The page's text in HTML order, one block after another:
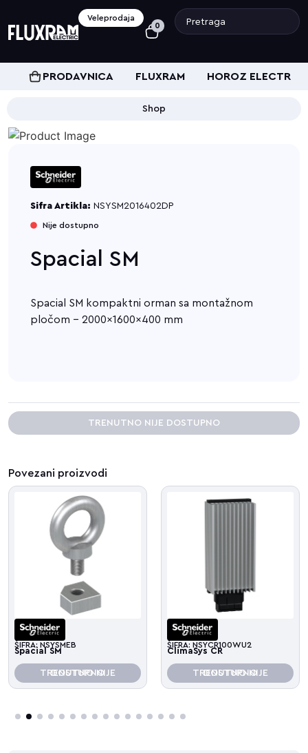
Veleprodaja
0
PRODAVNICA FLUXRAM HOROZ ELECTRIC
Shop
Sifra Artikla: NSYSM2016402DP
Nije dostupno
Spacial SM
Spacial SM kompaktni orman sa montažnom
pločom - 2000x1600x400 mm
TRENUTNO NIJE DOSTUPNO
Povezani proizvodi
ŠIFRA: NSYSMEB
Spacial SM
TRENUTNO NIJE DOSTUPNO
ŠIFRA: NSYCR100WU2
ClimaSys CR
TRENUTNO NIJE DOSTUPNO
4 5 6 7 8 9 10 11 12 13 14 15 16